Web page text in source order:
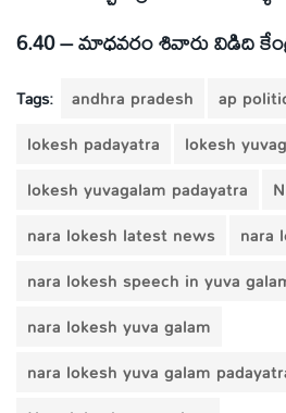
6.40 – మాధవరం శివారు విడిది
Tags: andhra pradesh ap
lokesh padayatra
lokesh
lokesh yuvagalam padayatra
nara lokesh latest news
nara
nara lokesh speech in yuva
nara lokesh yuva galam
nara lokesh yuva galam